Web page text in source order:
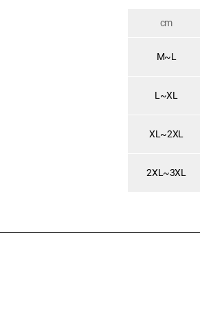
cm
M~L
L~XL
XL~2XL
2XL~3XL